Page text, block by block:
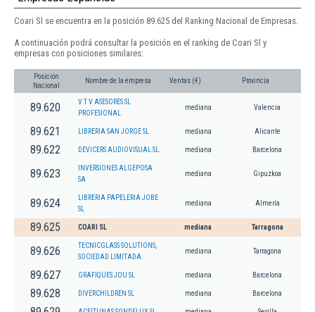
Coari Sl se encuentra en la posición 89.625 del Ranking Nacional de Empresas.
A continuación podrá consultar la posición en el ranking de Coari Sl y
empresas con posiciones similares:
Posición
Nacional
Nombre de la empresa Ventas (€) Provincia
89.620
V T V ASESORES SL
PROFESIONAL
mediana Valencia
89.621 LIBRERIA SAN JORGE SL mediana Alicante
89.622 DEVICERS AUDIOVISUAL SL. mediana Barcelona
89.623
INVERSIONES ALGEPOSA
SA
mediana Gipuzkoa
89.624
LIBRERIA PAPELERIA JOBE
SL
mediana Almería
89.625 COARI SL mediana Tarragona
89.626
TECNICGLASS SOLUTIONS,
SOCIEDAD LIMITADA.
mediana Tarragona
89.627 GRAFIQUES JOU SL mediana Barcelona
89.628 DIVERCHILDREN SL mediana Barcelona